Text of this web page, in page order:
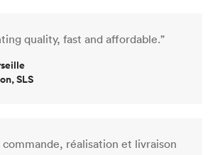
quality, fast and affordable.”
SLS
commande, réalisation et livraison